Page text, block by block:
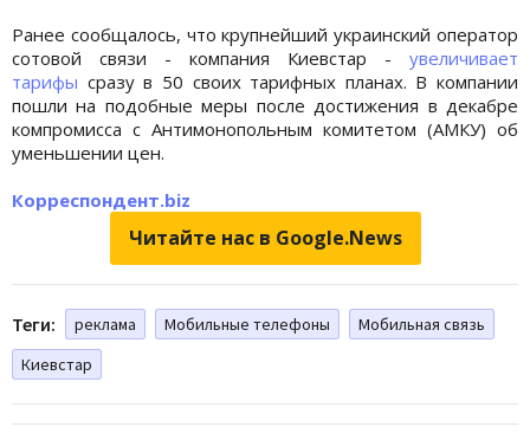
Ранее сообщалось, что крупнейший украинский оператор
сотовой связи - компания Киевстар - увеличивает
тарифы сразу в 50 своих тарифных планах. В компании
пошли на подобные меры после достижения в декабре
компромисса с Антимонопольным комитетом (АМКУ) об
уменьшении цен.
Корреспондент.biz
Читайте нас в Google.News
Теги: реклама Мобильные телефоны
Мобильная связь
Киевстар